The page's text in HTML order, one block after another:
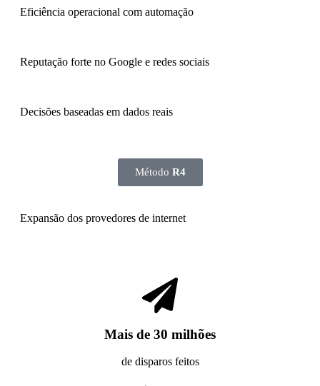
Eficiência operacional com automação
Reputação forte no Google e redes sociais
Decisões baseadas em dados reais
Método R4
Expansão dos provedores de internet
Mais de 30 milhões
de disparos feitos